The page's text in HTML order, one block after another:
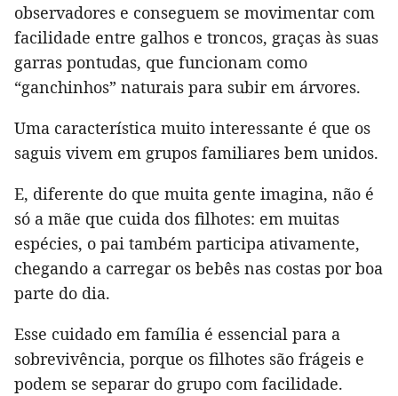
observadores e conseguem se movimentar com
facilidade entre galhos e troncos, graças às suas
garras pontudas, que funcionam como
“ganchinhos” naturais para subir em árvores.
Uma característica muito interessante é que os
saguis vivem em grupos familiares bem unidos.
E, diferente do que muita gente imagina, não é
só a mãe que cuida dos filhotes: em muitas
espécies, o pai também participa ativamente,
chegando a carregar os bebês nas costas por boa
parte do dia.
Esse cuidado em família é essencial para a
sobrevivência, porque os filhotes são frágeis e
podem se separar do grupo com facilidade.